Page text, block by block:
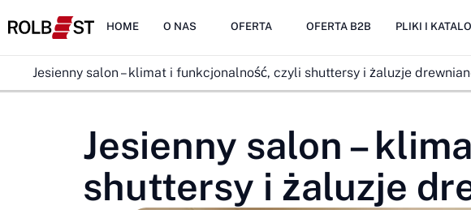
HOME O NAS OFERTA OFERTA B2B PLIKI I
Jesienny salon – klimat i funkcjonalność, czyli shuttersy i żaluzje
Jesienny salon –
shuttersy i żaluzje